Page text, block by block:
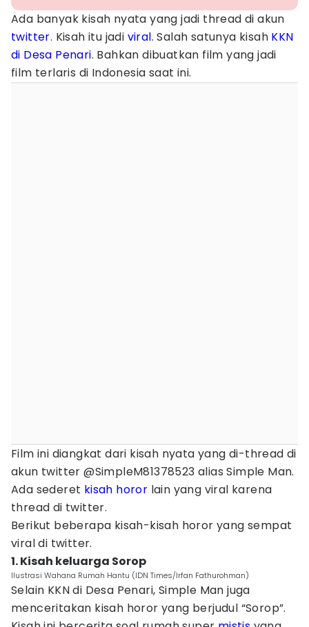
Ada banyak kisah nyata yang jadi thread di akun
twitter. Kisah itu jadi viral. Salah satunya kisah KKN
di Desa Penari. Bahkan dibuatkan film yang jadi
film terlaris di Indonesia saat ini.
Film ini diangkat dari kisah nyata yang di-thread di
akun twitter @SimpleM81378523 alias Simple Man.
Ada sederet kisah horor lain yang viral karena
thread di twitter.
Berikut beberapa kisah-kisah horor yang sempat
viral di twitter.
1. Kisah keluarga Sorop
Ilustrasi Wahana Rumah Hantu (IDN Times/Irfan Fathurohman)
Selain KKN di Desa Penari, Simple Man juga
menceritakan kisah horor yang berjudul “Sorop”.